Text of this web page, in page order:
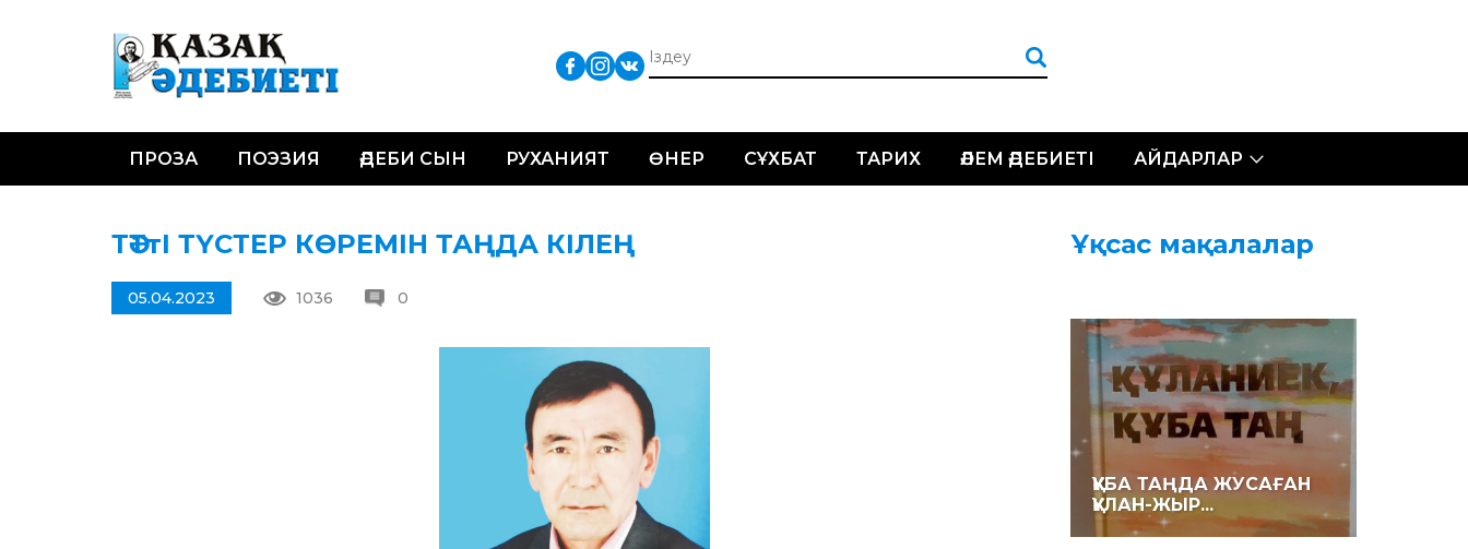
ПРОЗА ПОЭЗИЯ ӘДЕБИ СЫН РУХАНИЯТ ӨНЕР СҰХБАТ ТАРИХ ӘЛЕМ ӘДЕБИЕТІ АЙДАРЛАР
ТӘТ­тІ ТҮСТЕР КӨРЕМІН ТАҢДА КІЛЕҢ
05.04.2023 1036 0
Ұқсас мақалалар
ҚҰБА ТАҢДА ЖУСАҒАН
ҚҰЛАН-ЖЫР...